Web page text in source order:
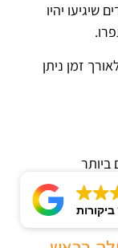
יהיו
זמן ניתן
ביותר
דווקא